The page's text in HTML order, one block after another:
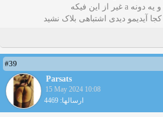
کجا آیدیمو دیدی اشتباهی بلاک نشید
#39
Parsats
15 May 2024 10:08
ارسالها: 4469